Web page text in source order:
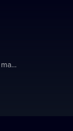
Zakarpatské regionální maďarské divadlo